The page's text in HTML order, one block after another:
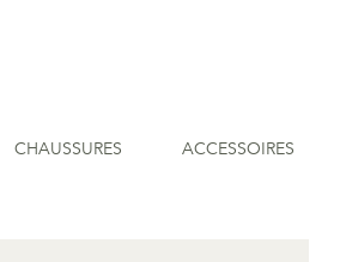
CHAUSSURES ACCESSOIRES